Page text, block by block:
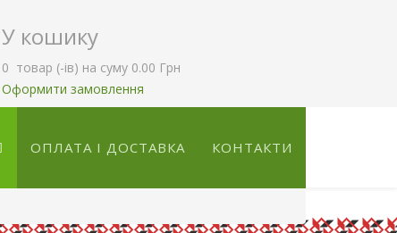
У кошику
0 товар (-ів) на суму 0.00 Грн
Оформити замовлення
ОПЛАТА І ДОСТАВКА КОНТАКТИ